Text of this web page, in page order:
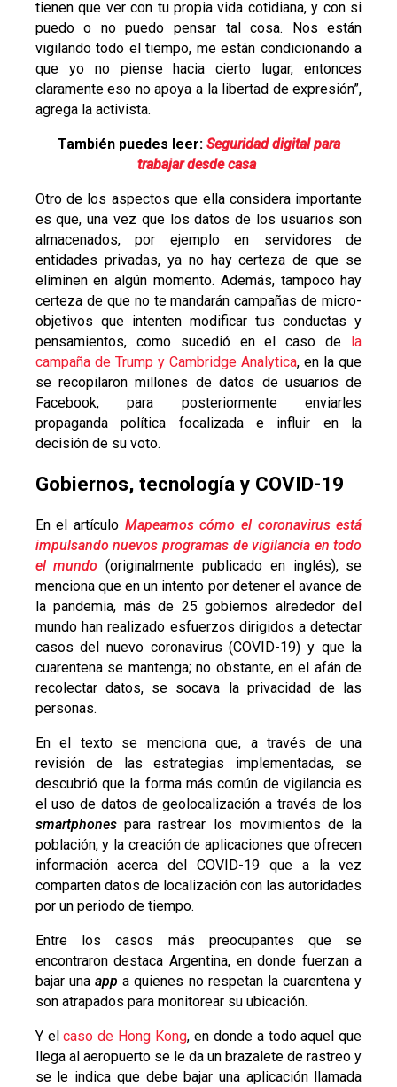
tienen que ver con tu propia vida cotidiana, y con si
puedo o no puedo pensar tal cosa. Nos están
vigilando todo el tiempo, me están condicionando a
que yo no piense hacia cierto lugar, entonces
claramente eso no apoya a la libertad de expresión”,
agrega la activista.
También puedes leer: Seguridad digital para
trabajar desde casa
Otro de los aspectos que ella considera importante
es que, una vez que los datos de los usuarios son
almacenados, por ejemplo en servidores de
entidades privadas, ya no hay certeza de que se
eliminen en algún momento. Además, tampoco hay
certeza de que no te mandarán campañas de micro-
objetivos que intenten modificar tus conductas y
pensamientos, como sucedió en el caso de la
campaña de Trump y Cambridge Analytica, en la que
se recopilaron millones de datos de usuarios de
Facebook, para posteriormente enviarles
propaganda política focalizada e influir en la
decisión de su voto.
Gobiernos, tecnología y COVID-19
En el artículo Mapeamos cómo el coronavirus está
impulsando nuevos programas de vigilancia en todo
el mundo (originalmente publicado en inglés), se
menciona que en un intento por detener el avance de
la pandemia, más de 25 gobiernos alrededor del
mundo han realizado esfuerzos dirigidos a detectar
casos del nuevo coronavirus (COVID-19) y que la
cuarentena se mantenga; no obstante, en el afán de
recolectar datos, se socava la privacidad de las
personas.
En el texto se menciona que, a través de una
revisión de las estrategias implementadas, se
descubrió que la forma más común de vigilancia es
el uso de datos de geolocalización a través de los
smartphonespara rastrear los movimientos de la
población, y la creación de aplicaciones que ofrecen
información acerca del COVID-19 que a la vez
comparten datos de localización con las autoridades
por un periodo de tiempo.
Entre los casos más preocupantes que se
encontraron destaca Argentina, en donde fuerzan a
bajar unaapp a quienes no respetan la cuarentena y
son atrapados para monitorear su ubicación.
Y elcaso de Hong Kong, en donde a todo aquel que
llega al aeropuerto se le da un brazalete de rastreo y
se le indica que debe bajar una aplicación llamada